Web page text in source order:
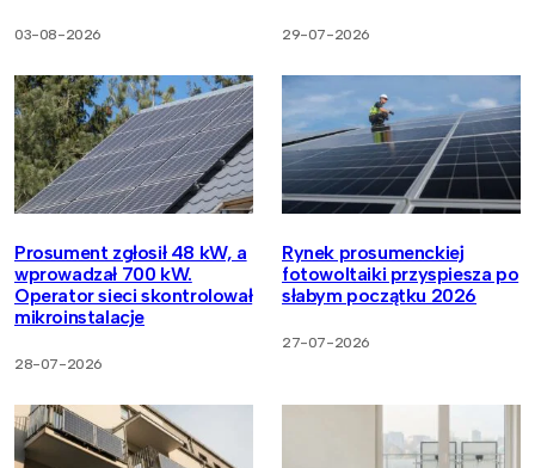
03-08-2026 29-07-2026
Prosument zgłosił 48 kW, a
wprowadzał 700 kW.
Operator sieci skontrolował
mikroinstalacje
28-07-2026
Rynek prosumenckiej
fotowoltaiki przyspiesza po
słabym początku 2026
27-07-2026